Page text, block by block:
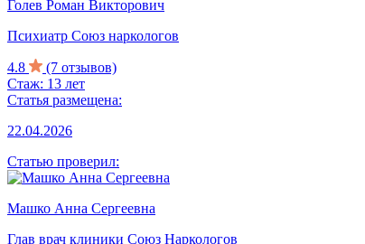
Голев Роман Викторович
Психиатр Союз наркологов
4.8
(7 отзывов)
Стаж: 13 лет
Статья размещена:
22.04.2026
Статью проверил:
Машко Анна Сергеевна
Глав врач клиники Союз Наркологов